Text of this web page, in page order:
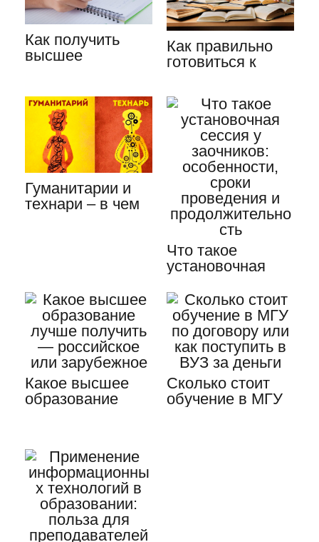
Как получить
высшее
…
Как правильно
готовиться к
шпаргалки или…
Гуманитарии и
технари – в чем
Что такое
установочная
заочников:…
Какое высшее
образование
Сколько стоит
обучение в МГУ